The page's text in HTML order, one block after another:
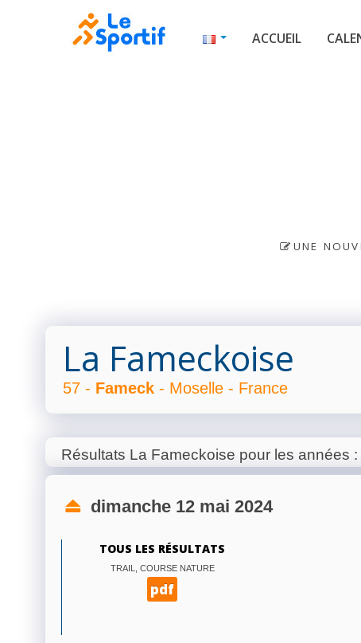
ACCUEIL
UNE
La Fameckoise
57 - Fameck - Moselle - France
Résultats La Fameckoise pour les années :
dimanche 12 mai 2024
TOUS LES RÉSULTATS
TRAIL, COURSE NATURE
pdf